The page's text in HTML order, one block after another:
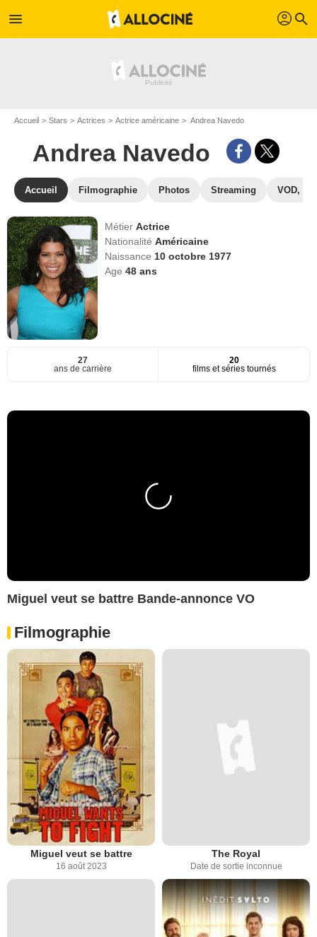
menu profil search
Accueil Stars Actrices Actrice américaine Andrea Navedo
Andrea Navedo
Accueil Filmographie Photos Streaming VOD,
MétierActrice
NationalitéAméricaine
Naissance 10 octobre 1977
Age48 ans
27
ans de carrière
20
films et séries tournés
Miguel veut se battre Bande-annonce VO
Filmographie
Miguel veut se battre
16 août 2023
The Royal
Date de sortie inconnue